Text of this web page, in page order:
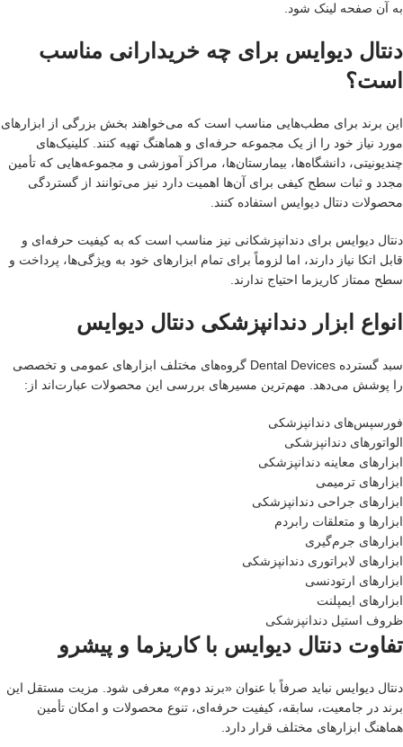
به آن صفحه لینک شود.
دنتال دیوایس برای چه خریدارانی مناسب
است؟
این برند برای مطب‌هایی مناسب است که می‌خواهند بخش بزرگی از ابزارهای
مورد نیاز خود را از یک مجموعه حرفه‌ای و هماهنگ تهیه کنند. کلینیک‌های
چندیونیتی، دانشگاه‌ها، بیمارستان‌ها، مراکز آموزشی و مجموعه‌هایی که تأمین
مجدد و ثبات سطح کیفی برای آن‌ها اهمیت دارد نیز می‌توانند از گستردگی
محصولات دنتال دیوایس استفاده کنند.
دنتال دیوایس برای دندانپزشکانی نیز مناسب است که به کیفیت حرفه‌ای و
قابل اتکا نیاز دارند، اما لزوماً برای تمام ابزارهای خود به ویژگی‌ها، پرداخت و
سطح ممتاز کاریزما احتیاج ندارند.
انواع ابزار دندانپزشکی دنتال دیوایس
سبد گسترده Dental Devices گروه‌های مختلف ابزارهای عمومی و تخصصی
را پوشش می‌دهد. مهم‌ترین مسیرهای بررسی این محصولات عبارت‌اند از:
فورسپس‌های دندانپزشکی
الواتورهای دندانپزشکی
ابزارهای معاینه دندانپزشکی
ابزارهای ترمیمی
ابزارهای جراحی دندانپزشکی
ابزارها و متعلقات رابردم
ابزارهای جرم‌گیری
ابزارهای لابراتوری دندانپزشکی
ابزارهای ارتودنسی
ابزارهای ایمپلنت
ظروف استیل دندانپزشکی
تفاوت دنتال دیوایس با کاریزما و پیشرو
دنتال دیوایس نباید صرفاً با عنوان «برند دوم» معرفی شود. مزیت مستقل این
برند در جامعیت، سابقه، کیفیت حرفه‌ای، تنوع محصولات و امکان تأمین
هماهنگ ابزارهای مختلف قرار دارد.